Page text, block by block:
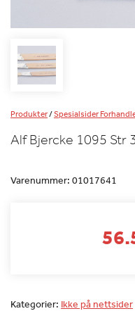
Produkter/Spesialsider
Alf Bjercke 1095 Str
Varenummer: 01017641
Kategorier: Ikke på nettsider